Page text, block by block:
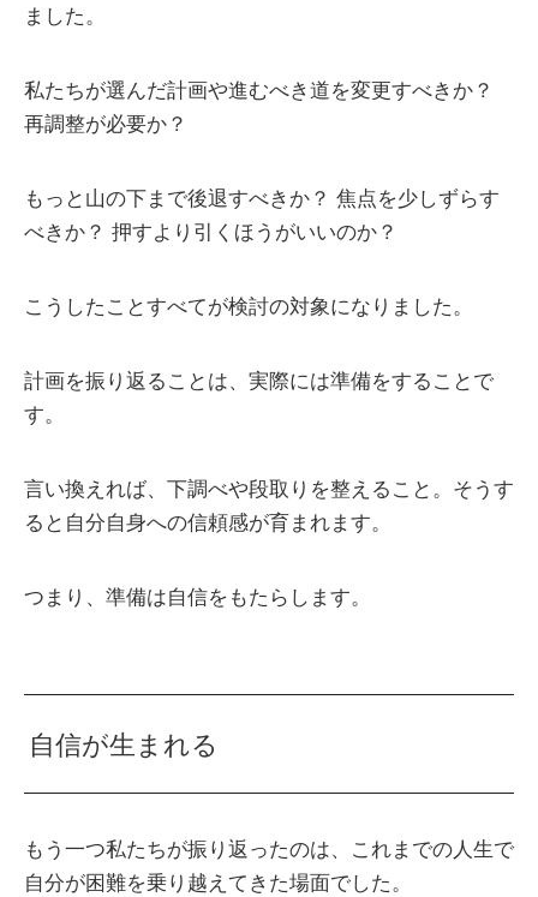
ました。
私たちが選んだ計画や進むべき道を変更すべきか？
再調整が必要か？
もっと山の下まで後退すべきか？ 焦点を少しずらす
べきか？ 押すより引くほうがいいのか？
こうしたことすべてが検討の対象になりました。
計画を振り返ることは、実際には準備をすることで
す。
言い換えれば、下調べや段取りを整えること。そうす
ると自分自身への信頼感が育まれます。
つまり、準備は自信をもたらします。
自信が生まれる
もう一つ私たちが振り返ったのは、これまでの人生で
自分が困難を乗り越えてきた場面でした。